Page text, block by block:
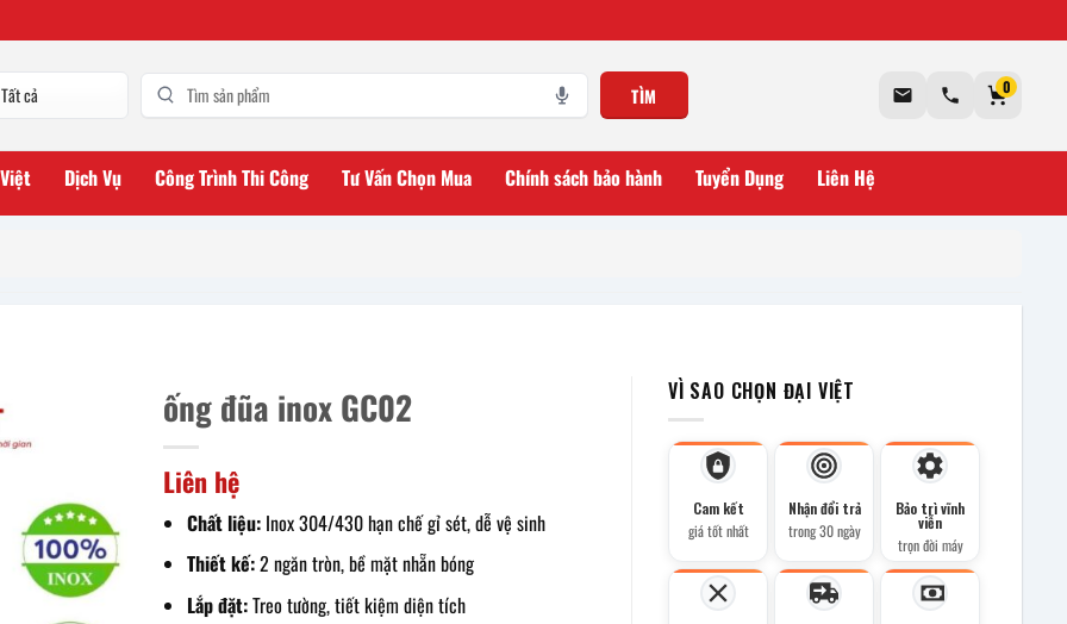
TÌM 0
Dịch Vụ Công Trình Thi Công Tư Vấn Chọn Mua Chính sách bảo hành Tuyển Dụng Liên Hệ
ống đũa inox GC02
Liên hệ
Chất liệu: Inox 304/430 hạn chế gỉ sét, dễ vệ sinh
Thiết kế:2 ngăn tròn, bề mặt nhẵn bóng
Lắp đặt:Treo tường, tiết kiệm diện tích
VÌ SAO CHỌN ĐẠI VIỆT
Cam kết
giá tốt nhất
Nhận đổi trả
trong 30 ngày
Bảo trì vĩnh
viễn
trọn đời máy